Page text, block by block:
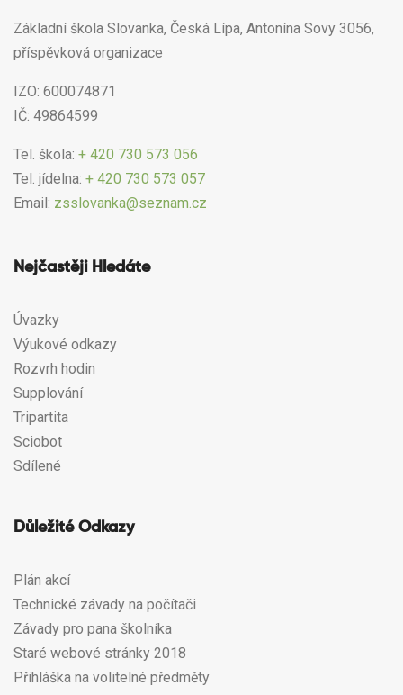
Základní škola Slovanka, Česká Lípa, Antonína Sovy 3056,
příspěvková organizace
IZO: 600074871
IČ: 49864599
Tel. škola: + 420 730 573 056
Tel. jídelna: + 420 730 573 057
Email: zsslovanka@seznam.cz
Nejčastěji Hledáte
Úvazky
Výukové odkazy
Rozvrh hodin
Supplování
Tripartita
Sciobot
Sdílené
Důležité Odkazy
Plán akcí
Technické závady na počítači
Závady pro pana školníka
Staré webové stránky 2018
Přihláška na volitelné předměty